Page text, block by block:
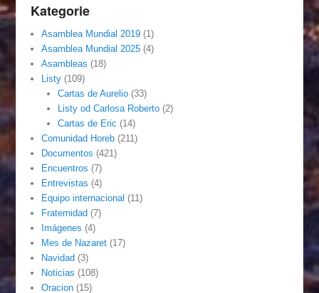
Kategorie
Asamblea Mundial 2019 (1)
Asamblea Mundial 2025 (4)
Asambleas (18)
Listy (109)
Cartas de Aurelio(33)
Listy od Carlosa Roberto(2)
Cartas de Eric (14)
Comunidad Horeb (211)
Documentos (421)
Encuentros (7)
Entrevistas (4)
Equipo internacional (11)
Fraternidad (7)
Imágenes (4)
Mes de Nazaret (17)
Navidad (3)
Noticias (108)
Oracion (15)